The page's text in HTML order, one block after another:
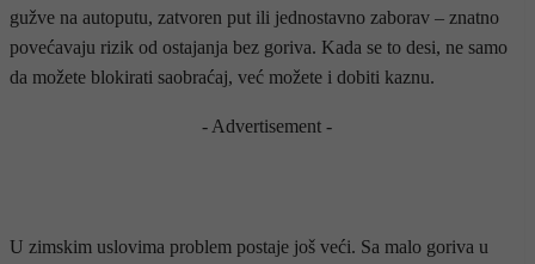
gužve na autoputu, zatvoren put ili jednostavno zaborav – znatno
povećavaju rizik od ostajanja bez goriva. Kada se to desi, ne samo
da možete blokirati saobraćaj, već možete i dobiti kaznu.
- Advertisement -
U zimskim uslovima problem postaje još veći. Sa malo goriva u